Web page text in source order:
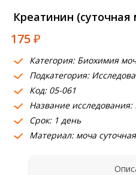
Анализы
Врачи
Получить результат
Пациентам
О компании
Где сдать
Креатинин (суточная
175₽
Категория: Биохимия
Подкатегория:
Код: 05-061
Название
Срок: 1 день
Материал: моча суточная